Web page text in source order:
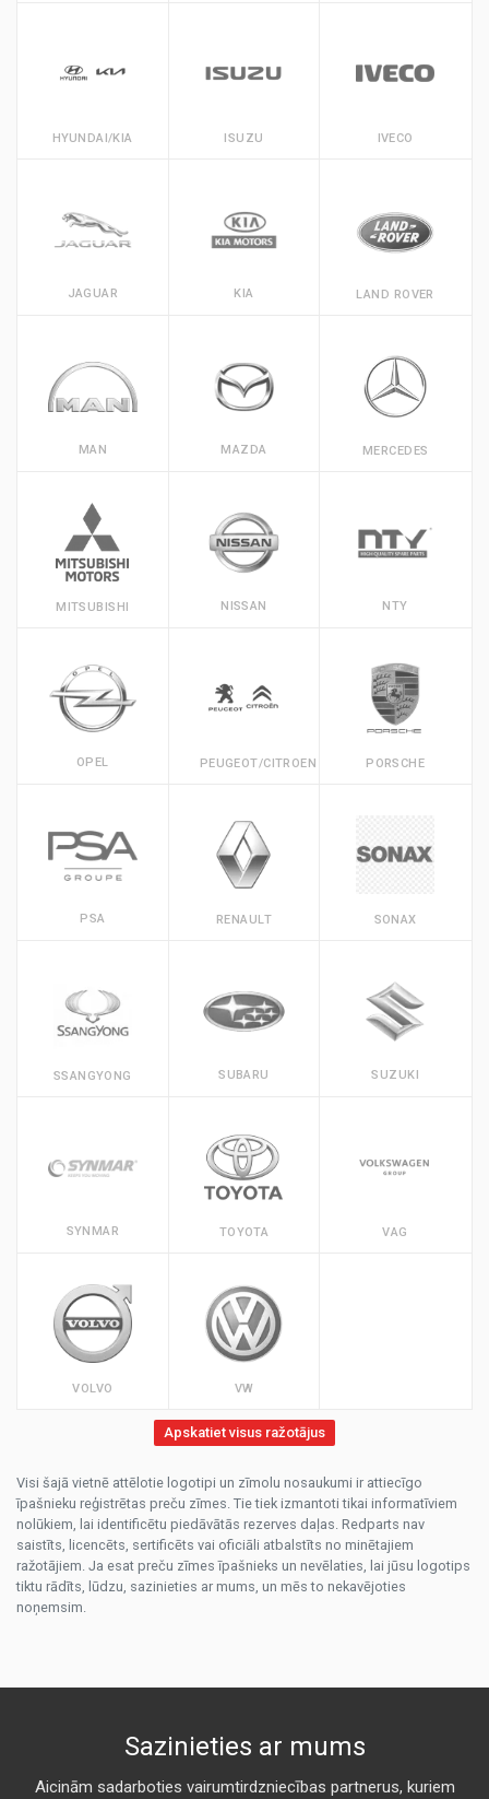
HYUNDAI/KIA ISUZU IVECO
JAGUAR KIA LAND ROVER
MAN MAZDA MERCEDES
MITSUBISHI NISSAN NTY
OPEL PEUGEOT/CITROEN PORSCHE
PSA RENAULT SONAX
SSANGYONG SUBARU SUZUKI
SYNMAR TOYOTA VAG
VOLVO VW
Apskatiet visus ražotājus
Visi šajā vietnē attēlotie logotipi un zīmolu nosaukumi ir attiecīgo
īpašnieku reģistrētas preču zīmes. Tie tiek izmantoti tikai informatīviem
nolūkiem, lai identificētu piedāvātās rezerves daļas. Redparts nav
saistīts, licencēts, sertificēts vai oficiāli atbalstīts no minētajiem
ražotājiem. Ja esat preču zīmes īpašnieks un nevēlaties, lai jūsu logotips
tiktu rādīts, lūdzu, sazinieties ar mums, un mēs to nekavējoties
noņemsim.
Sazinieties ar mums
Aicinām sadarboties vairumtirdzniecības partnerus, kuriem